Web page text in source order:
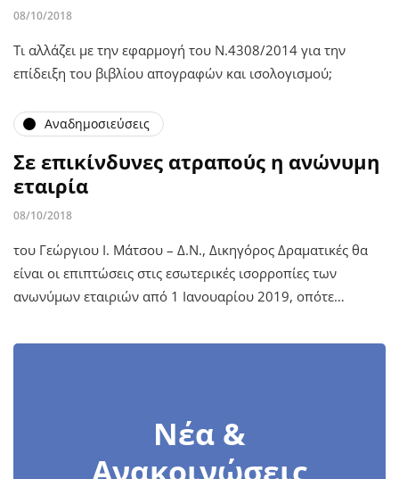
08/10/2018
Τι αλλάζει με την εφαρμογή του Ν.4308/2014 για την
επίδειξη του βιβλίου απογραφών και ισολογισμού;
Αναδημοσιεύσεις
Σε επικίνδυνες ατραπούς η ανώνυμη
εταιρία
08/10/2018
του Γεώργιου Ι. Μάτσου – Δ.Ν., Δικηγόρος Δραματικές θα
είναι οι επιπτώσεις στις εσωτερικές ισορροπίες των
ανωνύμων εταιριών από 1 Ιανουαρίου 2019, οπότε…
Νέα &
Ανακοινώσεις